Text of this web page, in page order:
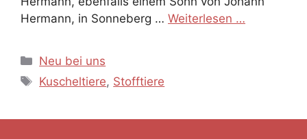
Hermann, in Sonneberg … Weiterlesen …
Kategorien
Neu bei uns
Schlagwörter
Kuscheltiere, Stofftiere